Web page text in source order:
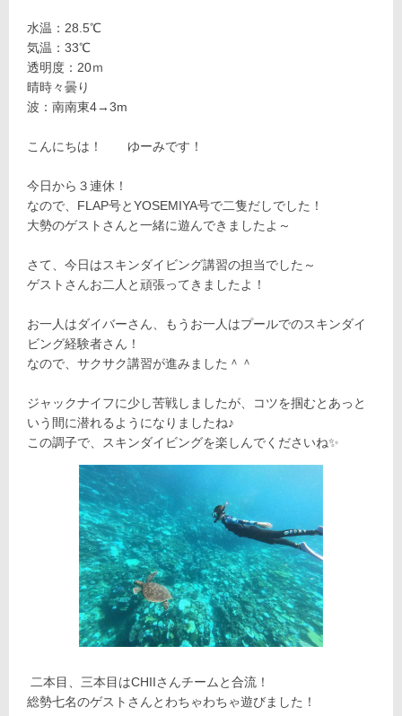
水温：28.5℃
気温：33℃
透明度：20ｍ
晴時々曇り
波：南南東4→3m
こんにちは！ ゆーみです！
今日から３連休！
なので、FLAP号とYOSEMIYA号で二隻だしでした！
大勢のゲストさんと一緒に遊んできましたよ～
さて、今日はスキンダイビング講習の担当でした～
ゲストさんお二人と頑張ってきましたよ！
お一人はダイバーさん、もうお一人はプールでのスキンダイ
ビング経験者さん！
なので、サクサク講習が進みました＾＾
ジャックナイフに少し苦戦しましたが、コツを掴むとあっと
いう間に潜れるようになりましたね♪
この調子で、スキンダイビングを楽しんでくださいね✨
二本目、三本目はCHIIさんチームと合流！
総勢七名のゲストさんとわちゃわちゃ遊びました！